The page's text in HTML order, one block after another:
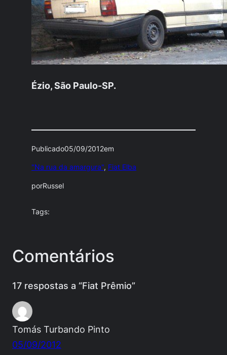
Ézio, São Paulo-SP.
Publicado05/09/2012em
"Na rua da amargura", Fiat Elba
porRussel
Tags:
Comentários
17 respostas a “Fiat Prêmio”
Tomás Turbando Pinto
05/09/2012